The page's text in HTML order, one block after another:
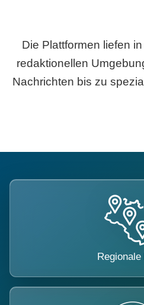
Die Plattformen liefen
redaktionellen
Nachrichten bis zu
Regionale